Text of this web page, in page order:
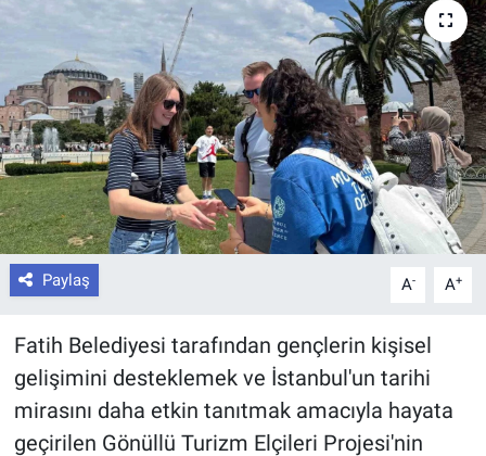
Paylaş A- A+
Fatih Belediyesi tarafından gençlerin kişisel
gelişimini desteklemek ve İstanbul'un tarihi
mirasını daha etkin tanıtmak amacıyla hayata
geçirilen Gönüllü Turizm Elçileri Projesi'nin